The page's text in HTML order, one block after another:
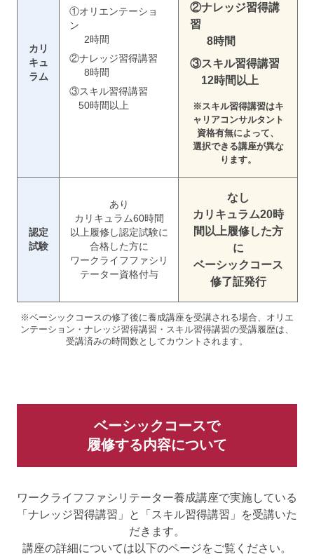
カリ
キュ
ラム
①オリエンテーショ
ン
2時間
②ナレッジ習得講習
8時間
③スキル習得講習
50時間以上
②ナレッジ習得講
習
8時間
③スキル習得講習
12時間以上
※スキル習得講習はキ
ャリアコンサルタント
資格有無によって、
選択できる講座が異な
ります。
認定
試験
あり
カリキュラム60時間
以上履修し認定試験に
合格した方に
ワークライフファシリ
テーター資格付与
なし
カリキュラム20時
間以上履修した方
に
ベーシックコース
修了証発行
※ベーシックコースの修了後に養成講座を受講される場合、オリエ
ンテーション・ナレッジ習得講習・スキル習得講習の受講履歴は、
受講済みの時間数としてカウントされます。
ベーシックコースで
履修する内容について
ワークライフファシリテーター養成講座で実施している
「ナレッジ習得講習」と「スキル習得講習」を受講いた
だきます。
講座の詳細については以下のページをご覧ください。